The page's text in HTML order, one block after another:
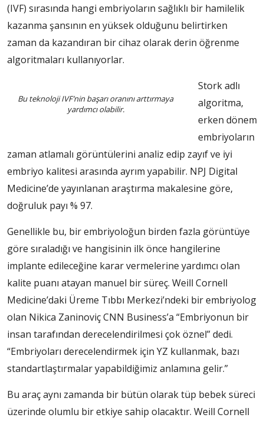
(IVF) sırasında hangi embriyoların sağlıklı bir hamilelik
kazanma şansının en yüksek olduğunu belirtirken
zaman da kazandıran bir cihaz olarak derin öğrenme
algoritmaları kullanıyorlar.
Bu teknoloji IVF’nin başarı oranını arttırmaya
yardımcı olabilir.
Stork adlı
algoritma,
erken dönem
embriyoların
zaman atlamalı görüntülerini analiz edip zayıf ve iyi
embriyo kalitesi arasında ayrım yapabilir. NPJ Digital
Medicine’de yayınlanan araştırma makalesine göre,
doğruluk payı % 97.
Genellikle bu, bir embriyoloğun birden fazla görüntüye
göre sıraladığı ve hangisinin ilk önce hangilerine
implante edileceğine karar vermelerine yardımcı olan
kalite puanı atayan manuel bir süreç. Weill Cornell
Medicine’daki Üreme Tıbbı Merkezi’ndeki bir embriyolog
olan Nikica Zaninoviç CNN Business’a “Embriyonun bir
insan tarafından derecelendirilmesi çok öznel” dedi.
“Embriyoları derecelendirmek için YZ kullanmak, bazı
standartlaştırmalar yapabildiğimiz anlamına gelir.”
Bu araç aynı zamanda bir bütün olarak tüp bebek süreci
üzerinde olumlu bir etkiye sahip olacaktır. Weill Cornell